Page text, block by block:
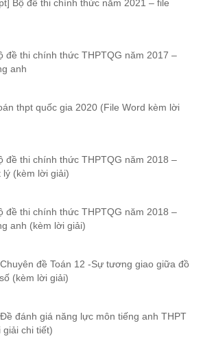
Bộ đề thi chính thức năm 2021 – file
đề thi chính thức THPTQG năm 2017 –
anh
thpt quốc gia 2020 (File Word kèm lời
đề thi chính thức THPTQG năm 2018 –
lý (kèm lời giải)
đề thi chính thức THPTQG năm 2018 –
anh (kèm lời giải)
đề Toán 12 -Sự tương giao giữa đồ
(kèm lời giải)
đánh giá năng lực môn tiếng anh THPT
giải chi tiết)